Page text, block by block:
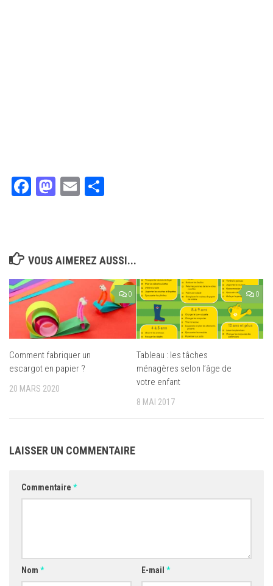
Facebook
Mastodon
Email
VOUS AIMEREZ AUSSI...
0
Comment fabriquer un
escargot en papier ?
20 MARS 2020
0
Tableau : les tâches
ménagères selon l’âge de
votre enfant
8 MAI 2017
LAISSER UN COMMENTAIRE
Commentaire *
Nom * E-mail *